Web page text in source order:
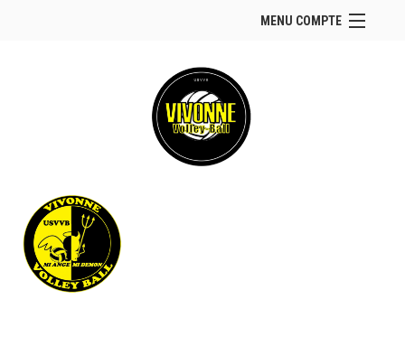
MENU COMPTE
Site Web du club
Facebook
Se connecter
Panier (vide